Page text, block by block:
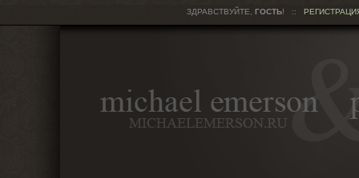
ЗДРАВСТВУЙТЕ,ГОСТЬ! ::